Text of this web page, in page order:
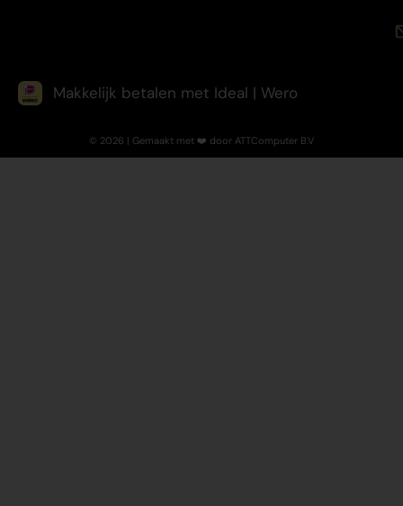
Makkelijk betalen met Ideal | Wero
© 2026 | Gemaakt met ❤️ door ATTComputer B.V